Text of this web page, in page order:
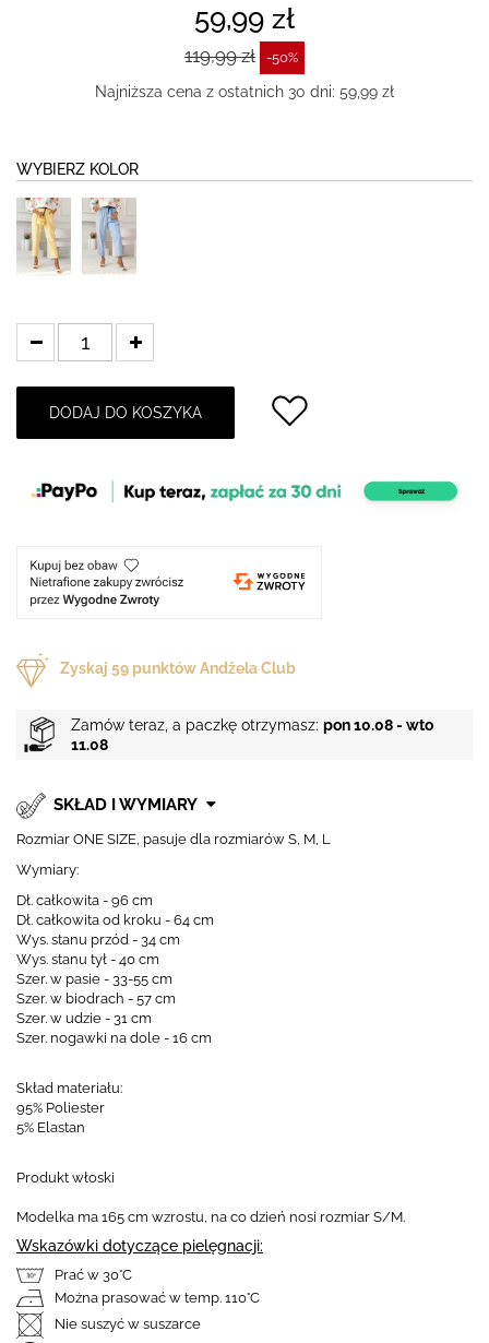
59,99 zł
119,99 zł -50%
Najniższa cena z ostatnich 30 dni: 59,99 zł
WYBIERZ KOLOR
DODAJ DO KOSZYKA
Zyskaj 59 punktów Andżela Club
Zamów teraz, a paczkę otrzymasz: pon 10.08 - wto
11.08
SKŁAD I WYMIARY
Rozmiar ONE SIZE, pasuje dla rozmiarów S, M, L
Wymiary:
Dł. całkowita - 96 cm
Dł. całkowita od kroku - 64 cm
Wys. stanu przód - 34 cm
Wys. stanu tył - 40 cm
Szer. w pasie - 33-55 cm
Szer. w biodrach - 57 cm
Szer. w udzie - 31 cm
Szer. nogawki na dole - 16 cm
Skład materiału:
95% Poliester
5% Elastan
Produkt włoski
Modelka ma 165 cm wzrostu, na co dzień nosi rozmiar S/M.
Wskazówki dotyczące pielęgnacji:
Prać w 30°C
Można prasować w temp. 110°C
Nie suszyć w suszarce